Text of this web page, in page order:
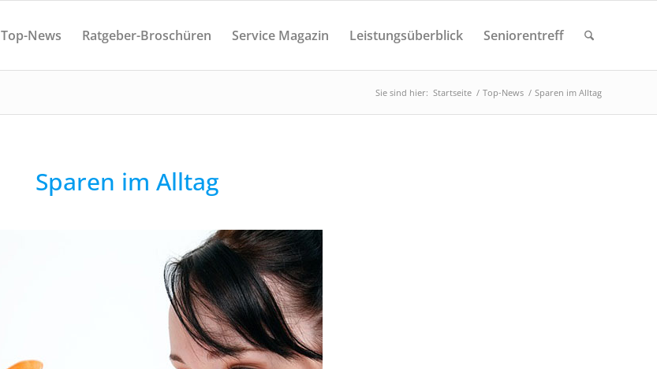
Top-News Ratgeber-Broschüren Service Magazin Leistungsüberblick Seniorentreff
Sie sind hier: Startseite / Top-News / Sparen im Alltag
Sparen im Alltag